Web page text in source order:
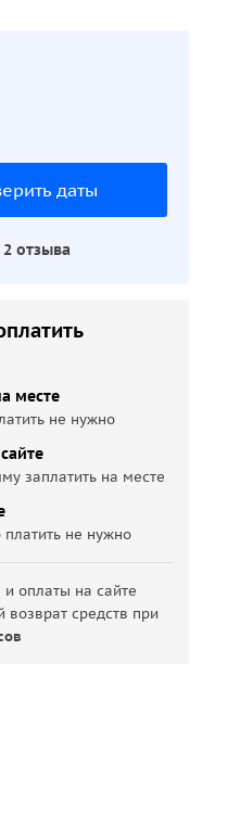
даты
2 отзыва
месте
не нужно
заплатить на месте
не нужно
оплаты на сайте
возврат средств при